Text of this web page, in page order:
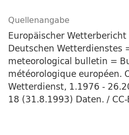
Quellenangabe
Europäischer
Deutschen Wetterdienstes
meteorological bulletin =
météorologique européen.
Wetterdienst, 1.1976 -
18 (31.8.1993) Daten. / CC-